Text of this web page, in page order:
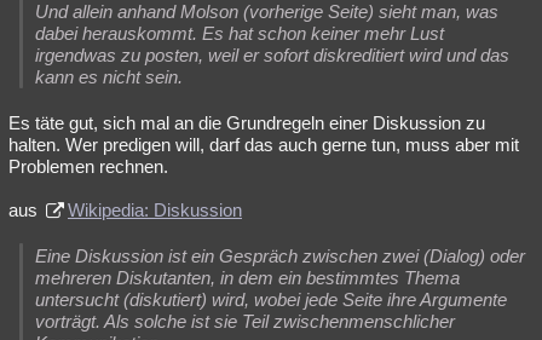
Und allein anhand Molson (vorherige Seite) sieht man, was
dabei herauskommt. Es hat schon keiner mehr Lust
irgendwas zu posten, weil er sofort diskreditiert wird und das
kann es nicht sein.
Es täte gut, sich mal an die Grundregeln einer Diskussion zu
halten. Wer predigen will, darf das auch gerne tun, muss aber mit
Problemen rechnen.
aus Wikipedia: Diskussion
Eine Diskussion ist ein Gespräch zwischen zwei (Dialog) oder
mehreren Diskutanten, in dem ein bestimmtes Thema
untersucht (diskutiert) wird, wobei jede Seite ihre Argumente
vorträgt. Als solche ist sie Teil zwischenmenschlicher